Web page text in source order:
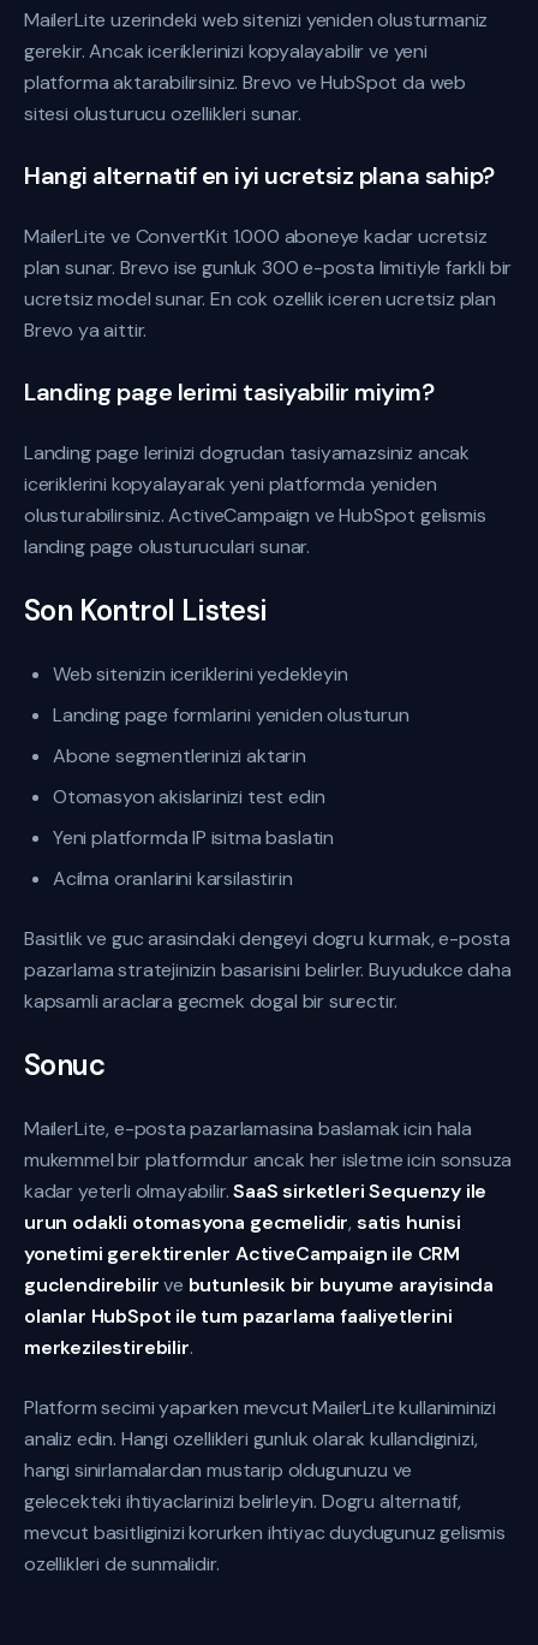
MailerLite uzerindeki web sitenizi yeniden olusturmaniz
gerekir. Ancak iceriklerinizi kopyalayabilir ve yeni
platforma aktarabilirsiniz. Brevo ve HubSpot da web
sitesi olusturucu ozellikleri sunar.
Hangi alternatif en iyi ucretsiz plana sahip?
MailerLite ve ConvertKit 1.000 aboneye kadar ucretsiz
plan sunar. Brevo ise gunluk 300 e-posta limitiyle farkli bir
ucretsiz model sunar. En cok ozellik iceren ucretsiz plan
Brevo ya aittir.
Landing page lerimi tasiyabilir miyim?
Landing page lerinizi dogrudan tasiyamazsiniz ancak
iceriklerini kopyalayarak yeni platformda yeniden
olusturabilirsiniz. ActiveCampaign ve HubSpot gelismis
landing page olusturuculari sunar.
Son Kontrol Listesi
Web sitenizin iceriklerini yedekleyin
Landing page formlarini yeniden olusturun
Abone segmentlerinizi aktarin
Otomasyon akislarinizi test edin
Yeni platformda IP isitma baslatin
Acilma oranlarini karsilastirin
Basitlik ve guc arasindaki dengeyi dogru kurmak, e-posta
pazarlama stratejinizin basarisini belirler. Buyudukce daha
kapsamli araclara gecmek dogal bir surectir.
Sonuc
MailerLite, e-posta pazarlamasina baslamak icin hala
mukemmel bir platformdur ancak her isletme icin sonsuza
kadar yeterli olmayabilir.SaaS sirketleri Sequenzy ile
urun odakli otomasyona gecmelidir, satis hunisi
yonetimi gerektirenler ActiveCampaign ile CRM
guclendirebilirve butunlesik bir buyume arayisinda
olanlar HubSpot ile tum pazarlama faaliyetlerini
merkezilestirebilir.
Platform secimi yaparken mevcut MailerLite kullaniminizi
analiz edin. Hangi ozellikleri gunluk olarak kullandiginizi,
hangi sinirlamalardan mustarip oldugunuzu ve
gelecekteki ihtiyaclarinizi belirleyin. Dogru alternatif,
mevcut basitliginizi korurken ihtiyac duydugunuz gelismis
ozellikleri de sunmalidir.